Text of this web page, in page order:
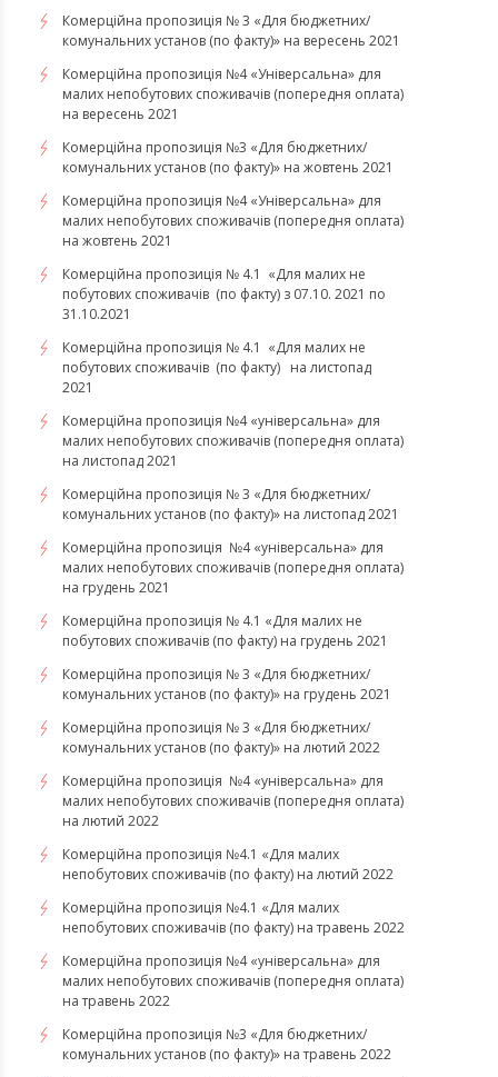
Комерційна пропозиція № 3 «Для бюджетних/
комунальних установ (по факту)» на вересень 2021
Комерційна пропозиція №4 «Універсальна» для
малих непобутових споживачів (попередня оплата)
на вересень 2021
Комерційна пропозиція №3 «Для бюджетних/
комунальних установ (по факту)» на жовтень 2021
Комерційна пропозиція №4 «Універсальна» для
малих непобутових споживачів (попередня оплата)
на жовтень 2021
Комерційна пропозиція № 4.1 «Для малих не
побутових споживачів (по факту) з 07.10. 2021 по
31.10.2021
​​​​​​​Комерційна пропозиція № 4.1 «Для малих не
побутових споживачів (по факту) на листопад
2021
Комерційна пропозиція №4 «універсальна» для
малих непобутових споживачів (попередня оплата)
на листопад 2021
Комерційна пропозиція № 3 «Для бюджетних/
комунальних установ (по факту)» на листопад 2021
Комерційна пропозиція №4 «універсальна» для
малих непобутових споживачів (попередня оплата)
на грудень 2021
Комерційна пропозиція № 4.1 «Для малих не
побутових споживачів (по факту) на грудень 2021
Комерційна пропозиція № 3 «Для бюджетних/
комунальних установ (по факту)» на грудень 2021
​​​​​​Комерційна пропозиція № 3 «Для бюджетних/
комунальних установ (по факту)» на лютий 2022
Комерційна пропозиція №4 «універсальна» для
малих непобутових споживачів (попередня оплата)
на лютий 2022
​​​​​​​Комерційна пропозиція №4.1 «Для малих
непобутових споживачів (по факту) на лютий 2022
Комерційна пропозиція №4.1 «Для малих
непобутових споживачів (по факту) на травень 2022
Комерційна пропозиція №4 «універсальна» для
малих непобутових споживачів (попередня оплата)
на травень 2022
Комерційна пропозиція №3 «Для бюджетних/
комунальних установ (по факту)» на травень 2022